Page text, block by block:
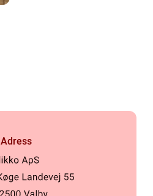
Adress